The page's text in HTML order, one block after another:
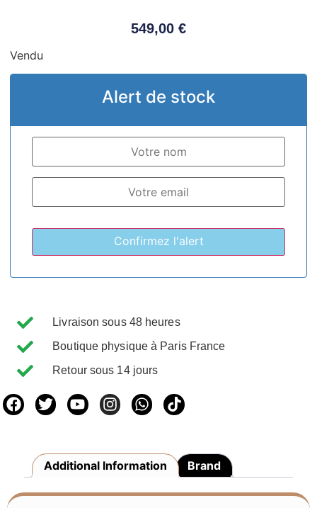
549,00 €
Vendu
Alert de stock
Livraison sous 48 heures
Boutique physique à Paris France
Retour sous 14 jours
Additional Information Brand